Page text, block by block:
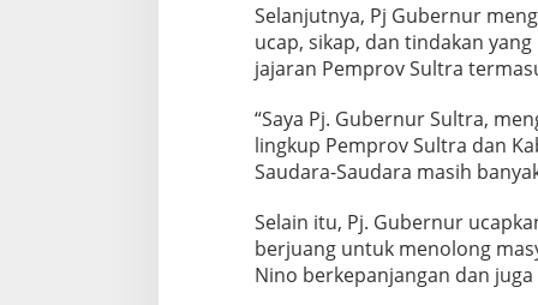
Selanjutnya, Pj Gubernur
ucap, sikap, dan tindakan
jajaran Pemprov Sultra
“Saya Pj. Gubernur Sultra,
lingkup Pemprov Sultra dan
Saudara-Saudara masih
Selain itu, Pj. Gubernur
berjuang untuk menolong
Nino berkepanjangan dan